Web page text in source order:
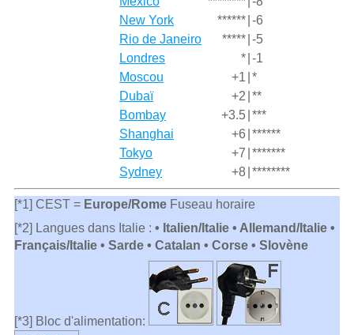
New York
****** -6
Rio de Janeiro
***** -5
Londres
* -1
Moscou
+1 *
Dubaï
+2 **
Bombay
+3.5 ***
Shanghai
+6 ******
Tokyo
+7 *******
Sydney
+8 ********
[*1] CEST = Europe/RomeFuseau horaire
[*2] Langues dans Italie : • Italien/Italie • Allemand/Italie •
Français/Italie • Sarde • Catalan • Corse • Slovène
[*3] Bloc d'alimentation: